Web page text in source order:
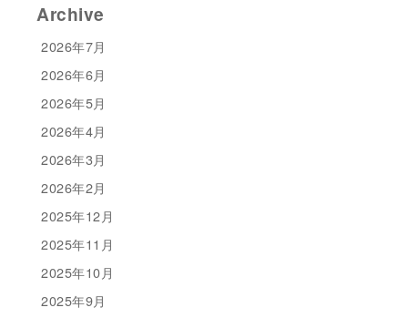
Archive
2026年7月
2026年6月
2026年5月
2026年4月
2026年3月
2026年2月
2025年12月
2025年11月
2025年10月
2025年9月